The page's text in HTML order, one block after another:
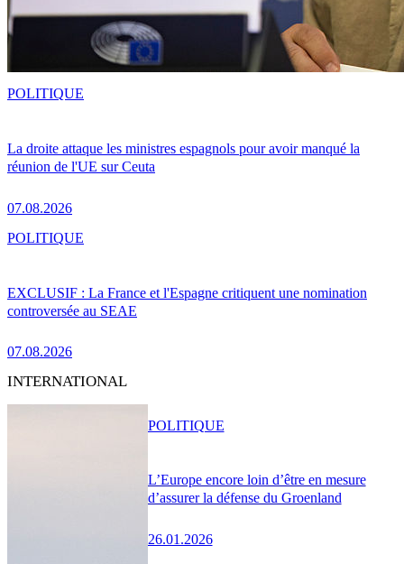
La droite attaque les ministres espagnols pour avoir manqué la
réunion de l'UE sur Ceuta
07.08.2026
POLITIQUE
EXCLUSIF : La France et l'Espagne critiquent une nomination
controversée au SEAE
07.08.2026
POLITIQUE
INTERNATIONAL
L’Europe encore loin d’être en mesure
d’assurer la défense du Groenland
26.01.2026
POLITIQUE